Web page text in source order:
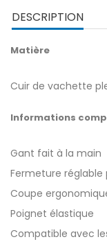
DESCRIPTION
Matière
Cuir de vachette
Informations
Gant fait à la main
Fermeture
Coupe
Poignet élastique
Compatible avec